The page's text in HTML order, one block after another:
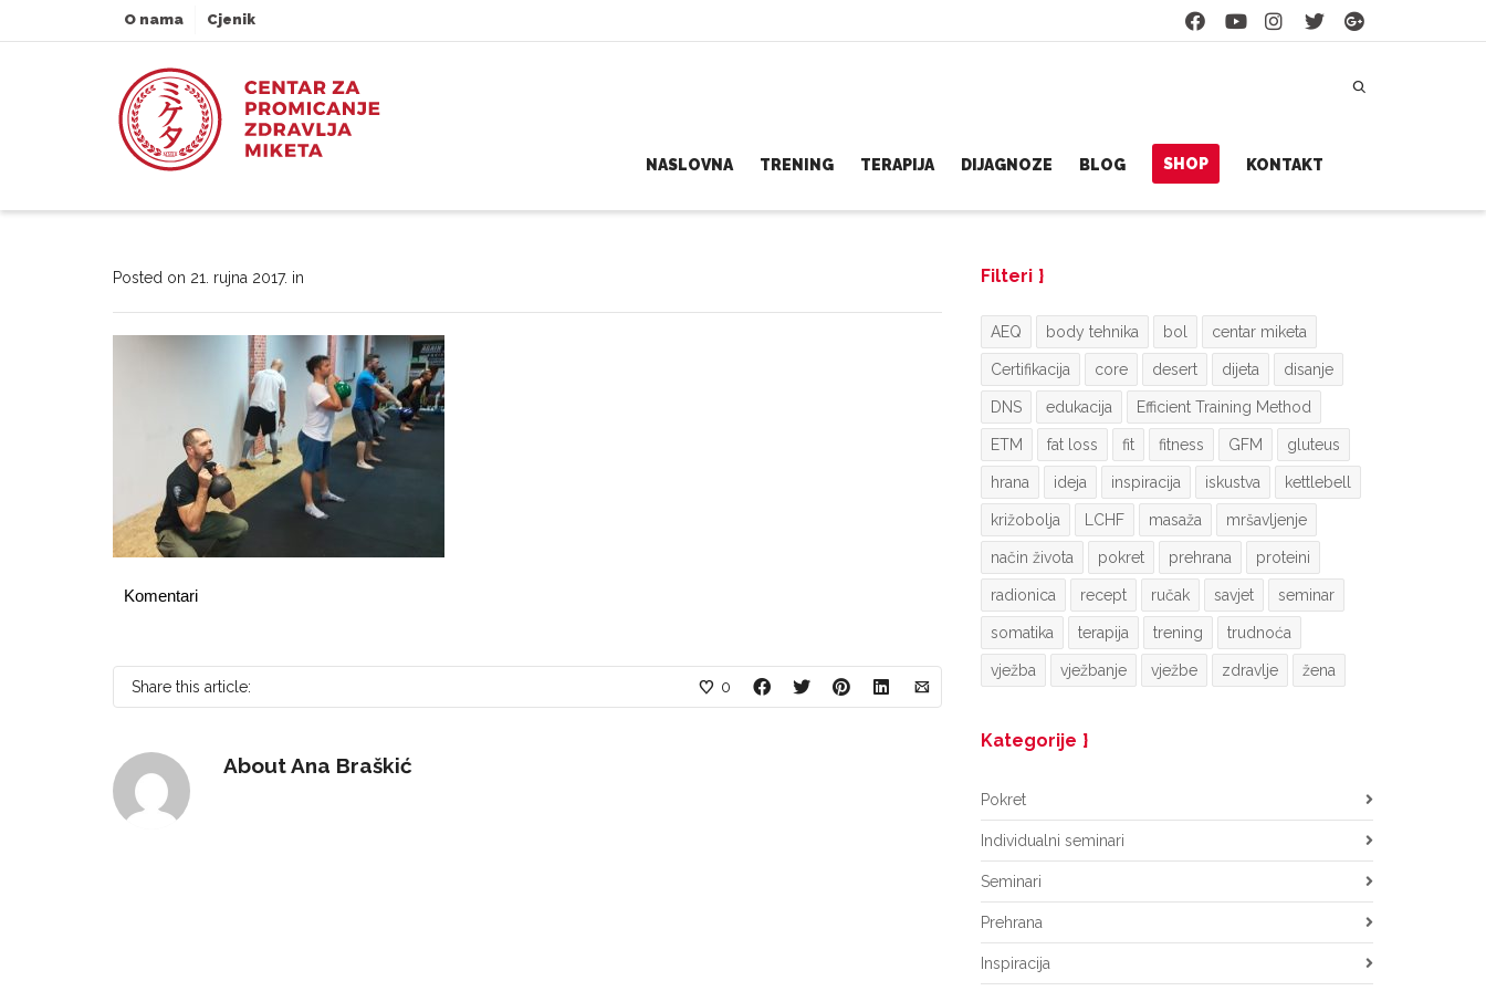
O nama Cjenik
NASLOVNA TRENING TERAPIJA DIJAGNOZE BLOG SHOP KONTAKT
Posted on 21. rujna 2017. in
Komentari
Share this article: 0
AboutAna Braškić
Filteri
AEQ body tehnika bol centar miketa
Certifikacija core desert dijeta disanje
DNS edukacija Efficient Training Method
ETM fat loss fit fitness GFM gluteus
hrana ideja inspiracija iskustva kettlebell
križobolja LCHF masaža mršavljenje
način života pokret prehrana proteini
radionica recept ručak savjet seminar
somatika terapija trening trudnoća
vježba vježbanje vježbe zdravlje žena
Kategorije
Pokret
Individualni seminari
Seminari
Prehrana
Inspiracija